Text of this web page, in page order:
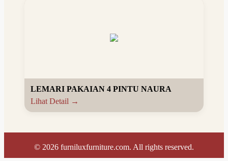
LEMARI PAKAIAN 4 PINTU NAURA
Lihat Detail →
© 2026 furniluxfurniture.com. All rights reserved.